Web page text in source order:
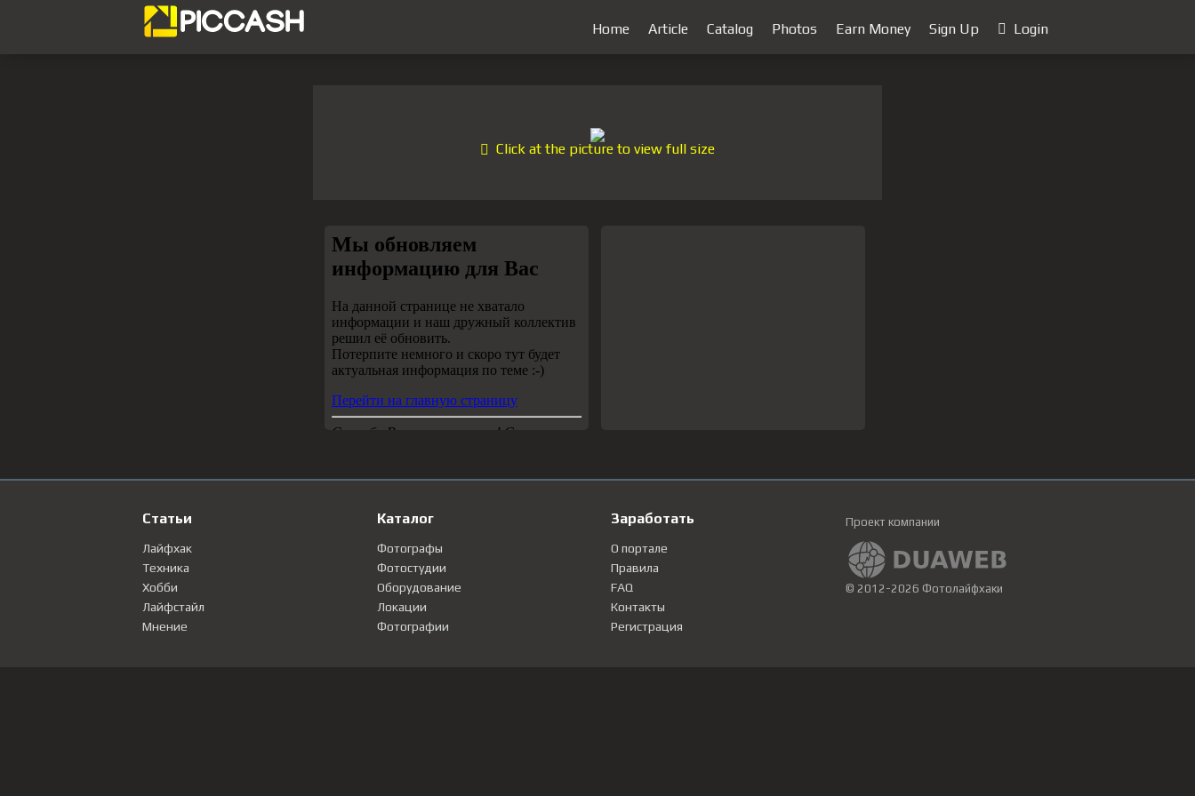
Home Article Catalog Photos Earn Money Sign Up Login
Click at the picture to view full size
Статьи
Лайфхак
Техника
Хобби
Лайфстайл
Мнение
Каталог
Фотографы
Фотостудии
Оборудование
Локации
Фотографии
Заработать
О портале
Правила
FAQ
Контакты
Регистрация
Проект компании
© 2012-2026 Фотолайфхаки